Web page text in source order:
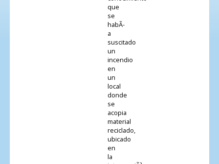
que
se
habÃ­
a
suscitado
un
incendio
en
un
local
donde
se
acopia
material
reciclado,
ubicado
en
la